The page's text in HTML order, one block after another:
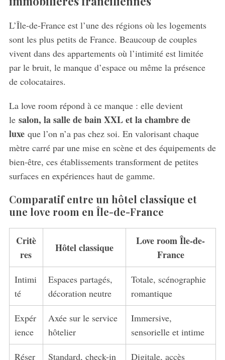
L’Île-de-France est l’une des régions où les logements
sont les plus petits de France. Beaucoup de couples
vivent dans des appartements où l’intimité est limitée
par le bruit, le manque d’espace ou même la présence
de colocataires.
La love room répond à ce manque : elle devient
le salon, la salle de bain XXL et la chambre de
luxeque l’on n’a pas chez soi. En valorisant chaque
mètre carré par une mise en scène et des équipements de
bien-être, ces établissements transforment de petites
surfaces en expériences haut de gamme.
Comparatif entre un hôtel classique et
une love room en Île-de-France
Critè
res
Hôtel classique
Love room Île-de-
France
Intimi
té
Espaces partagés,
décoration neutre
Totale, scénographie
romantique
Expér
ience
Axée sur le service
hôtelier
Immersive,
sensorielle et intime
Réser
Standard, check-in
Digitale, accès